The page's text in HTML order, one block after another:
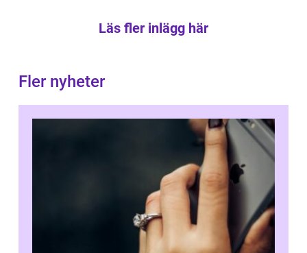
Läs fler inlägg här
Fler nyheter